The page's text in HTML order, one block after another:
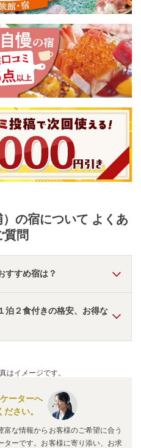
の宿について よくあ
質問
すすめ宿は？
ル」・「大阪屋 ひいなの
湯 漁火の宿 シーサイド観
すめの宿泊先です。
泊２食付きの格安、お得な
・ホテルがお得な価格で泊ま
はイメージです。
ーターへ
さい。
な情報からお客様のご希望に合う
ーです。お客様に寄り添い、お求